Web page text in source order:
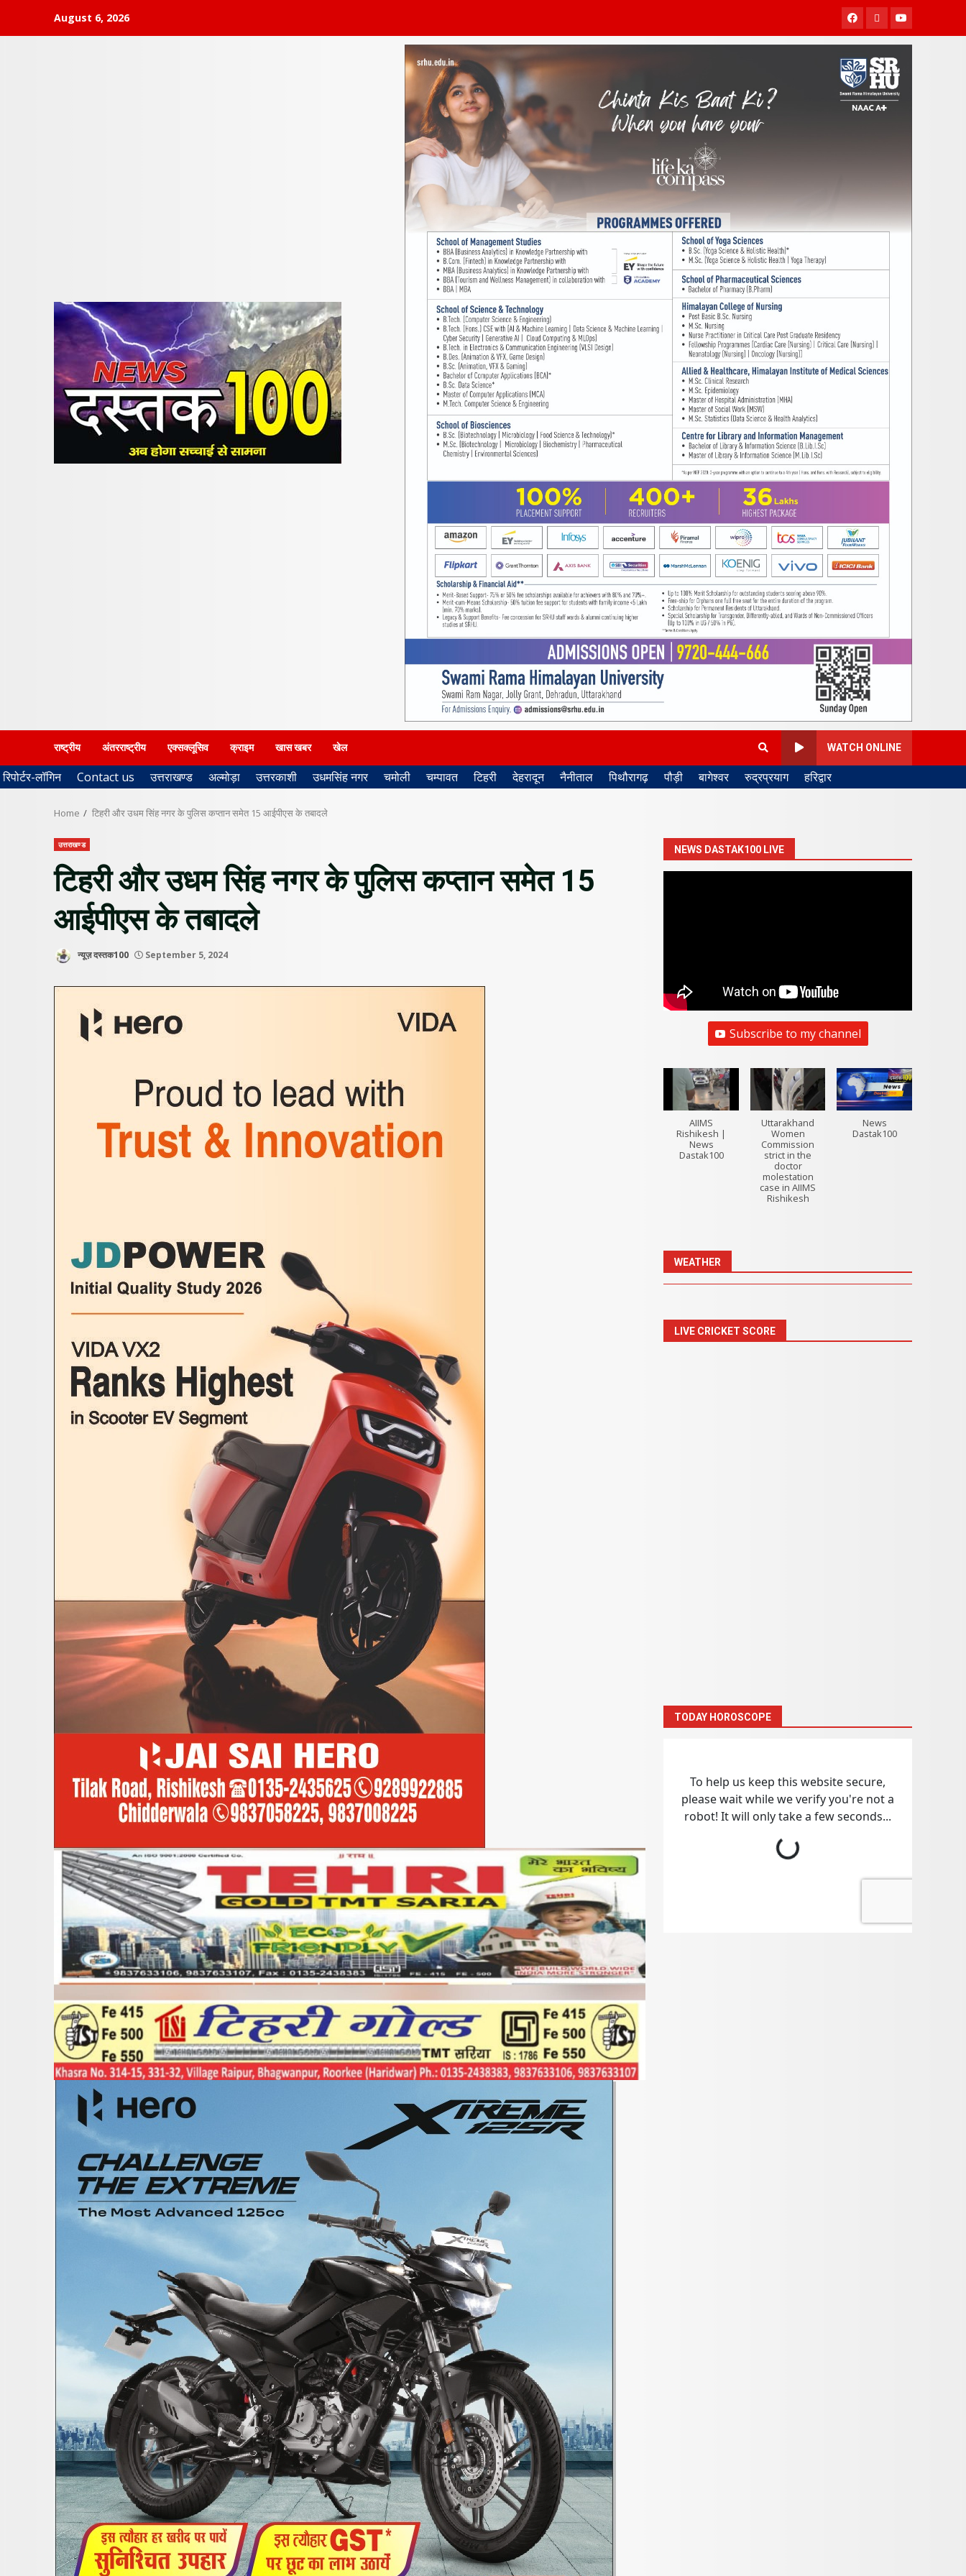
August 6, 2026 Facebook
TwitterYoutube
राष्ट्रीय अंतरराष्ट्रीय एक्सक्लूसिव क्राइम खास खबर खेल WATCH ONLINE
रिपोर्टर-लॉगिन Contact us उत्तराखण्ड अल्मोड़ा उत्तरकाशी उधमसिंह नगर चमोली चम्पावत टिहरी देहरादून नैनीताल पिथौरागढ़ पौड़ी बागेश्वर रुद्रप्रयाग हरिद्वार
Home टिहरी और उधम सिंह नगर के पुलिस कप्तान समेत 15 आईपीएस के तबादले
उत्तराखण्ड
टिहरी और उधम सिंह नगर के पुलिस कप्तान समेत 15
आईपीएस के तबादले
न्यूज़ दस्तक100 September 5, 2024
NEWS DASTAK100 LIVE
Subscribe to my channel
AIIMS
Rishikesh |
News
Dastak100
Uttarakhand
Women
Commission
strict in the
doctor
molestation
case in AIIMS
Rishikesh
News
Dastak100
WEATHER
LIVE CRICKET SCORE
TODAY HOROSCOPE